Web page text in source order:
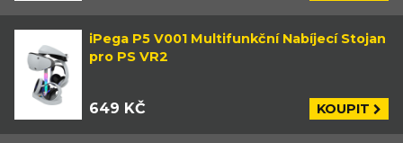
iPega P5 V001 Multifunkční Nabíjecí Stojan
pro PS VR2
649 KČ KOUPIT